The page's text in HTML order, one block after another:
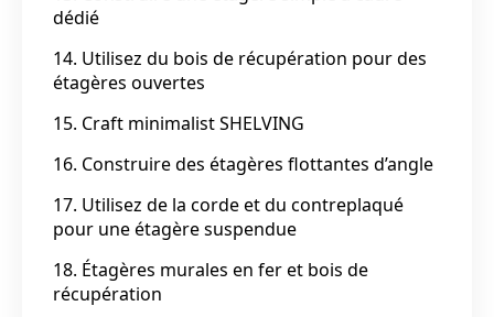
dédié
14. Utilisez du bois de récupération pour des
étagères ouvertes
15. Craft minimalist SHELVING
16. Construire des étagères flottantes d’angle
17. Utilisez de la corde et du contreplaqué
pour une étagère suspendue
18. Étagères murales en fer et bois de
récupération